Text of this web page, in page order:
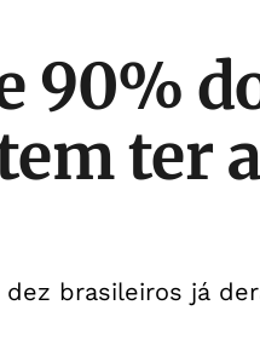
90%
ter
dez brasileiros já